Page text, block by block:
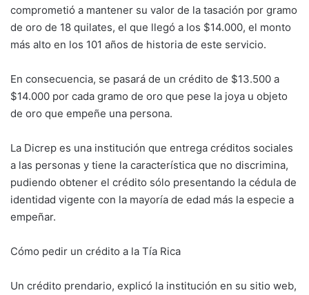
comprometió a mantener su valor de la tasación por gramo
de oro de 18 quilates, el que llegó a los $14.000, el monto
más alto en los 101 años de historia de este servicio.
En consecuencia, se pasará de un crédito de $13.500 a
$14.000 por cada gramo de oro que pese la joya u objeto
de oro que empeñe una persona.
La Dicrep es una institución que entrega créditos sociales
a las personas y tiene la característica que no discrimina,
pudiendo obtener el crédito sólo presentando la cédula de
identidad vigente con la mayoría de edad más la especie a
empeñar.
Cómo pedir un crédito a la Tía Rica
Un crédito prendario, explicó la institución en su sitio web,